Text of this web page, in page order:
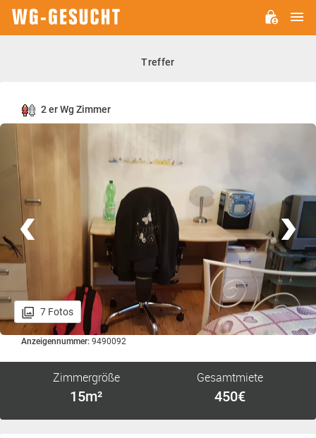
Treffer
2 er Wg Zimmer
7 Fotos
Anzeigennummer: 9490092
Zimmergröße
15m²
Gesamtmiete
450€